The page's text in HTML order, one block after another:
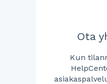
Ota
Kun